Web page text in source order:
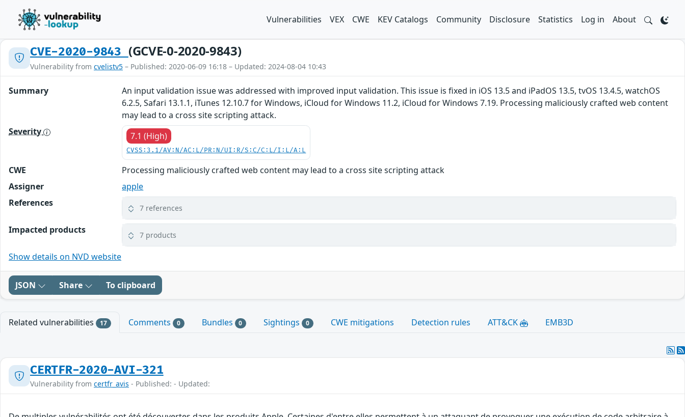
Vulnerabilities VEX CWE KEV Catalogs Community Disclosure Statistics Log in About
CVE-2020-9843 (GCVE-0-2020-9843)
Vulnerability from cvelistv5 – Published: 2020-06-09 16:18 – Updated: 2024-08-04 10:43
Summary
An input validation issue was addressed with improved input validation. This issue is fixed in iOS 13.5 and iPadOS 13.5, tvOS 13.4.5, watchOS
6.2.5, Safari 13.1.1, iTunes 12.10.7 for Windows, iCloud for Windows 11.2, iCloud for Windows 7.19. Processing maliciously crafted web content
may lead to a cross site scripting attack.
Severity
7.1 (High)
CVSS:3.1/AV:N/AC:L/PR:N/UI:R/S:C/C:L/I:L/A:L
CWE
Processing maliciously crafted web content may lead to a cross site scripting attack
Assigner
apple
References
7 references
Impacted products 7 products
Show details on NVD website
JSON Share To clipboard
Related vulnerabilities 17 Comments 0 Bundles 0 Sightings 0 CWE mitigations Detection rules ATT&CK EMB3D
CERTFR-2020-AVI-321
Vulnerability from certfr_avis - Published: - Updated: